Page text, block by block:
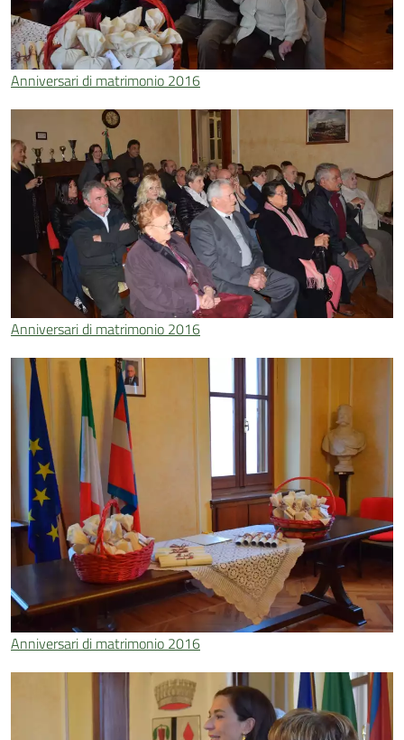
Anniversari di matrimonio 2016
Anniversari di matrimonio 2016
Anniversari di matrimonio 2016